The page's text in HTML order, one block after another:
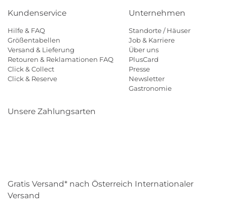
Kundenservice
Hilfe & FAQ
Größentabellen
Versand & Lieferung
Retouren & Reklamationen FAQ
Click & Collect
Click & Reserve
Unternehmen
Standorte / Häuser
Job & Karriere
Über uns
PlusCard
Presse
Newsletter
Gastronomie
Unsere Zahlungsarten
Gratis Versand* nach Österreich Internationaler
Versand